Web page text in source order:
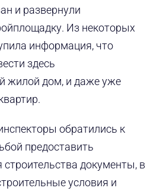
и развернули
Из некоторых
информация, что
здесь
жилой дом, и даже уже
обратились к
предоставить
документы, в
условия и